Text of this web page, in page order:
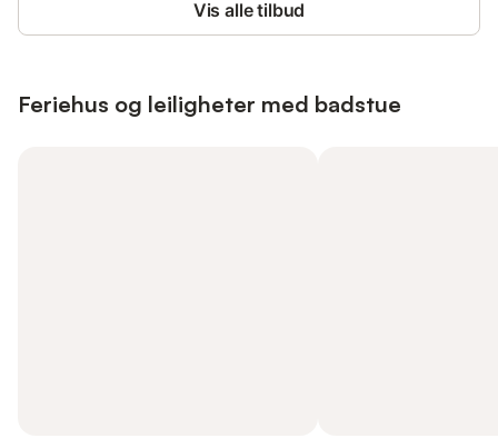
Vis alle tilbud
Feriehus og leiligheter med badstue